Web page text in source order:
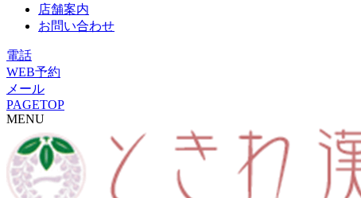
店舗案内
お問い合わせ
電話
WEB予約
メール
PAGETOP
MENU